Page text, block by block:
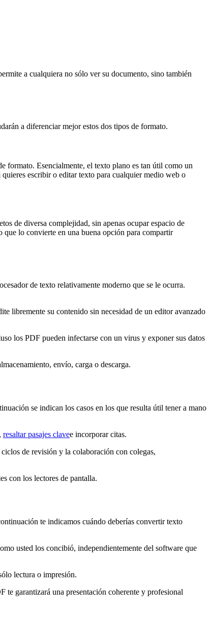
a cualquiera no sólo ver su documento, sino también
a diferenciar mejor estos dos tipos de formato.
formato. Esencialmente, el texto plano es tan útil como un
escribir o editar texto para cualquier medio web o
de diversa complejidad, sin apenas ocupar espacio de
lo convierte en una buena opción para compartir
de texto relativamente moderno que se le ocurra.
libremente su contenido sin necesidad de un editor avanzado
los PDF pueden infectarse con un virus y exponer sus datos
envío, carga o descarga.
se indican los casos en los que resulta útil tener a mano
resaltar pasajes clavee incorporar citas.
de revisión y la colaboración con colegas,
con los lectores de pantalla.
te indicamos cuándo deberías convertir texto
usted los concibió, independientemente del software que
lectura o impresión.
te garantizará una presentación coherente y profesional